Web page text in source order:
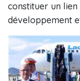
constituer un
développement